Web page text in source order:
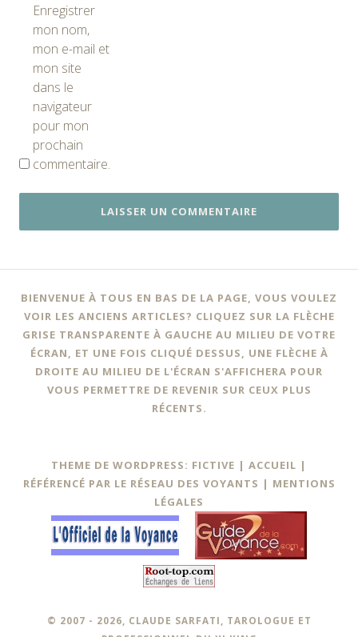
Enregistrer
mon nom,
mon e-mail et
mon site
dans le
navigateur
pour mon
prochain
commentaire.
BIENVENUE À TOUS EN BAS DE LA PAGE, VOUS VOULEZ
VOIR LES ANCIENS ARTICLES? CLIQUEZ SUR LA FLÈCHE
GRISE TRANSPARENTE À GAUCHE AU MILIEU DE VOTRE
ÉCRAN, ET UNE FOIS CLIQUÉ DESSUS, UNE FLÈCHE À
DROITE AU MILIEU DE L'ÉCRAN S'AFFICHERA POUR
VOUS PERMETTRE DE REVENIR SUR CEUX PLUS
RÉCENTS.
THEME DE WORDPRESS: FICTIVE | ACCUEIL |
RÉFÉRENCÉ PAR LE RÉSEAU DES VOYANTS | MENTIONS
LÉGALES
© 2007 - 2026, CLAUDE SARFATI, TAROLOGUE ET